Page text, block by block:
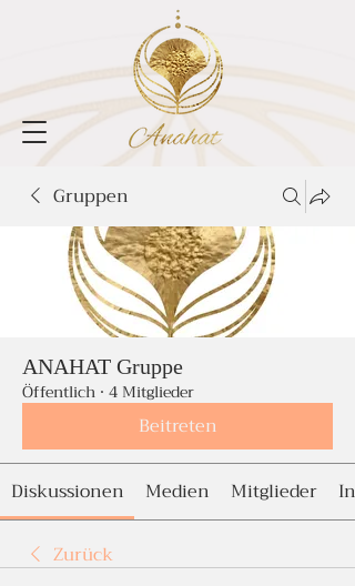
Gruppen
ANAHAT Gruppe
Öffentlich · 4 Mitglieder
Beitreten
Diskussionen Medien Mitglieder
Zurück